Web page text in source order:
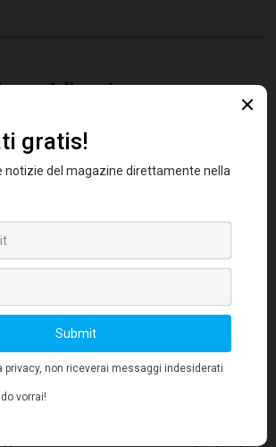
specializzazione
che per troppo tempo ha
il settore, devefare spazio al
sviluppato che abbia realtà
ancora così individualizzate, sia
associati per le modalità di
fra i soci, sia per la
di professionisti singoli (one
non potrà più essere
ma deve puntare sul team: